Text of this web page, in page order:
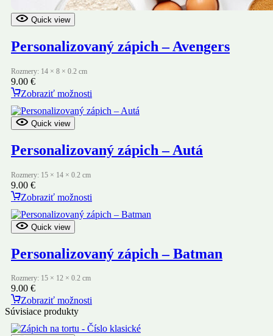
Quick view
Personalizovaný zápich – Avengers
Rozmery: 14 × 8 × 0.2 cm
9.00 €
Zobraziť možnosti
Quick view
Personalizovaný zápich – Autá
Rozmery: 15 × 14 × 0.2 cm
9.00 €
Zobraziť možnosti
Quick view
Personalizovaný zápich – Batman
Rozmery: 15 × 12 × 0.2 cm
9.00 €
Zobraziť možnosti
Súvisiace produkty